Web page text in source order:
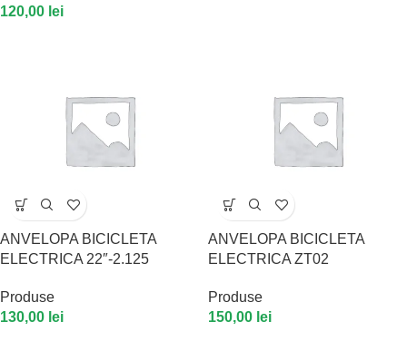
120,00 lei
ANVELOPA BICICLETA
ELECTRICA 22″-2.125
Produse
130,00 lei
ANVELOPA BICICLETA
ELECTRICA ZT02
Produse
150,00 lei